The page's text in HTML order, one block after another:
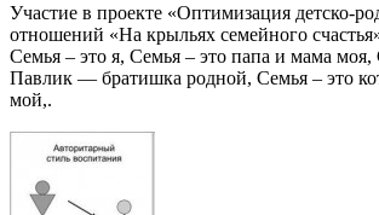
Участие в проекте «Оптимизация детско-
отношений «На крыльях семейного
Семья – это я, Семья – это папа и мама моя,
Павлик — братишка родной, Семья – это
мой,.